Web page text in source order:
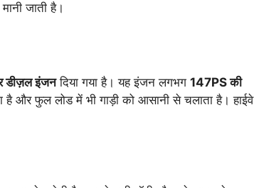
जाती है।
डीज़ल इंजनदिया गया है। यह इंजन लगभग 147PS की
और फुल लोड में भी गाड़ी को आसानी से चलाता है। हाईवे